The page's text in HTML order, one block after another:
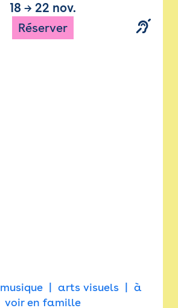
18 → 22 nov.
Réserver
musique arts visuels
à
voir en famille